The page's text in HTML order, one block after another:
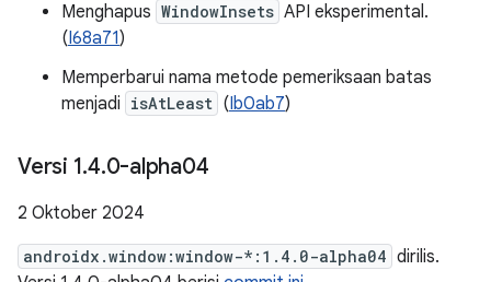
Menghapus WindowInsets API eksperimental.
(I68a71)
Memperbarui nama metode pemeriksaan batas
menjadi isAtLeast (Ib0ab7)
Versi 1.4.0-alpha04
2 Oktober 2024
androidx.window:window-*:1.4.0-alpha04 dirilis.